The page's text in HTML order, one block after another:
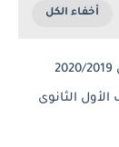
الثانوى